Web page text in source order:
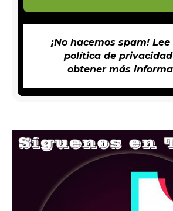
¡No hacemos spam!
política de privacidad
obtener más